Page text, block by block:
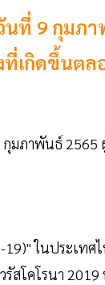
ที่ 9 กุมภ
เกิดขึ้นตล
มภาพันธ์ 2565
19)" ในประเทศ
สโคโรนา